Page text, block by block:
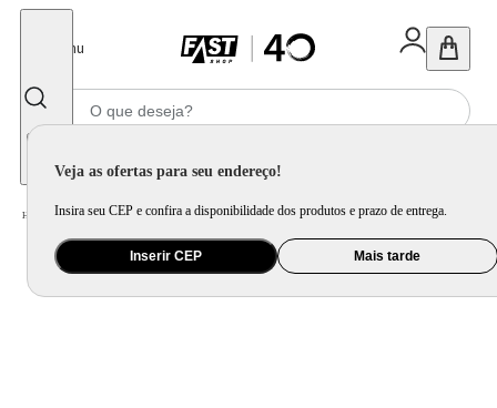
Menu
Veja as ofertas para seu endereço!
Insira seu CEP e confira a disponibilidade dos produtos e prazo de entrega.
Inserir CEP Mais tarde
Home Ar e Ventilação / Ar Condicionado